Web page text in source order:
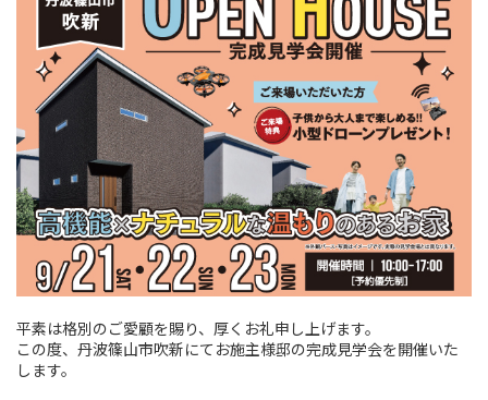
平素は格別のご愛顧を賜り、厚くお礼申し上げます。
この度、丹波篠山市吹新にてお施主様邸の完成見学会を開催いた
します。